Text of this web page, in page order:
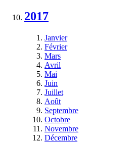
2017
Janvier
Février
Mars
Avril
Mai
Juin
Juillet
Août
Septembre
Octobre
Novembre
Décembre